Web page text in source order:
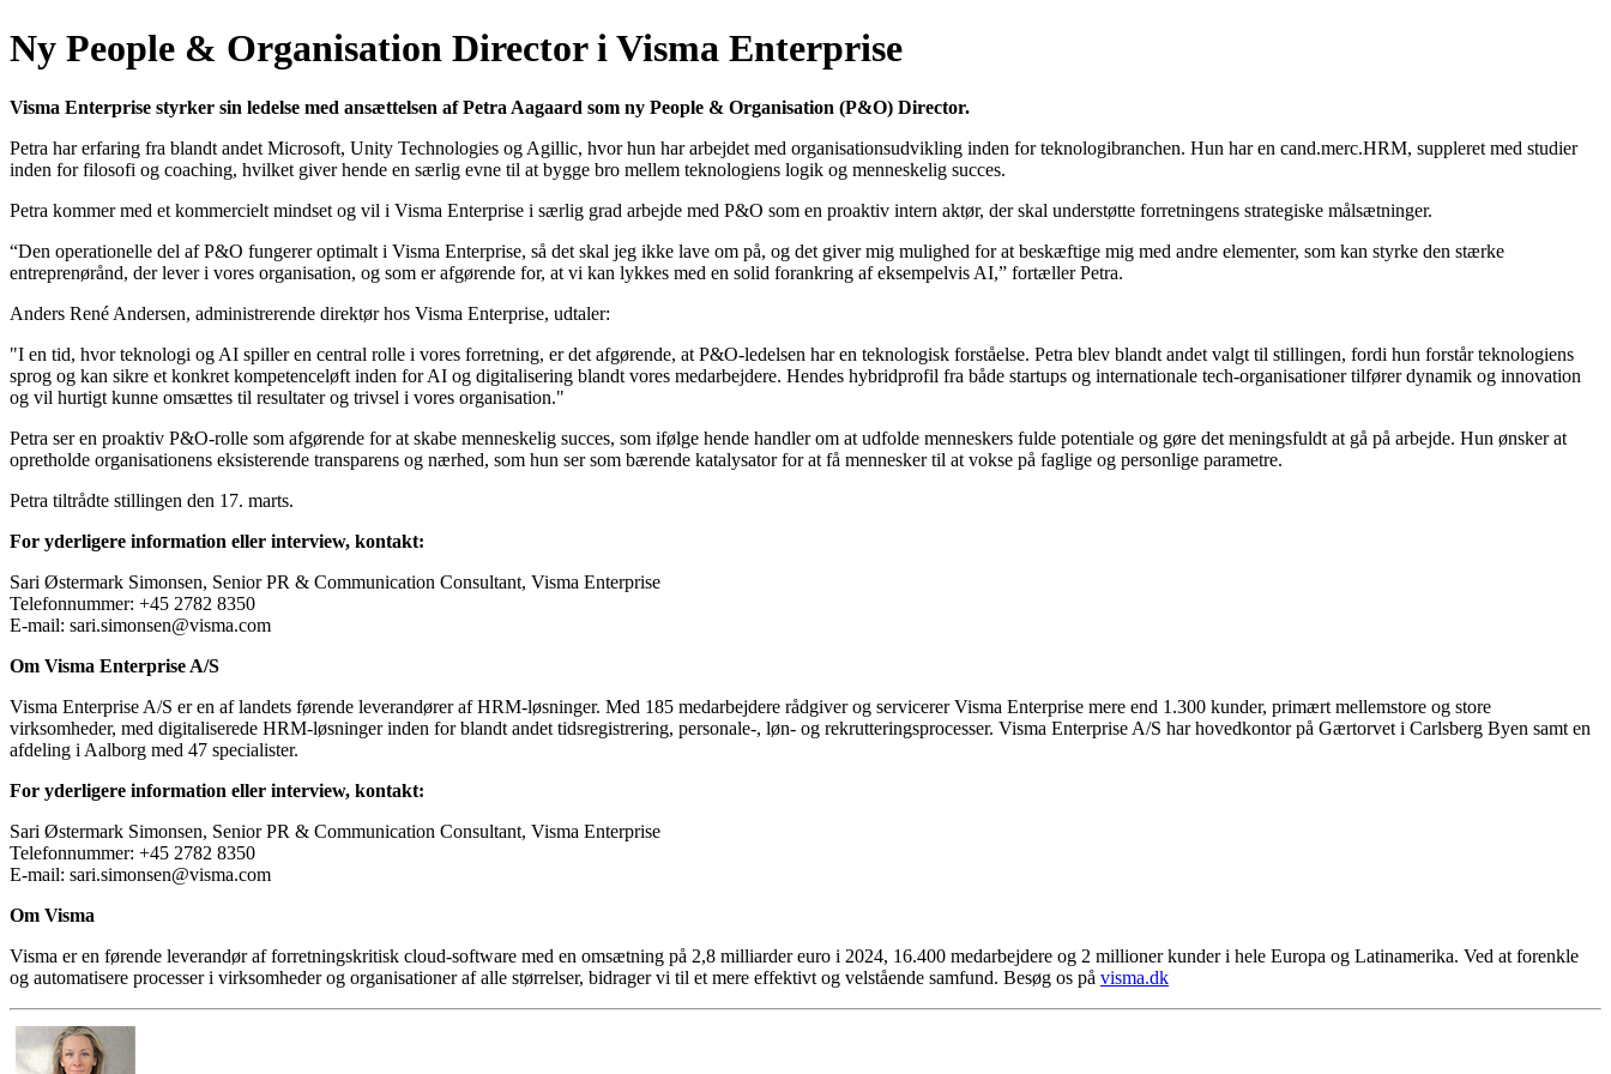
Ny People & Organisation Director i Visma Enterprise
Visma Enterprise styrker sin ledelse med ansættelsen af Petra Aagaard som ny People & Organisation (P&O) Director.
Petra har erfaring fra blandt andet Microsoft, Unity Technologies og Agillic, hvor hun har arbejdet med organisationsudvikling inden for teknologibranchen. Hun har en cand.merc.HRM, suppleret med studier
inden for filosofi og coaching, hvilket giver hende en særlig evne til at bygge bro mellem teknologiens logik og menneskelig succes.
Petra kommer med et kommercielt mindset og vil i Visma Enterprise i særlig grad arbejde med P&O som en proaktiv intern aktør, der skal understøtte forretningens strategiske målsætninger.
“Den operationelle del af P&O fungerer optimalt i Visma Enterprise, så det skal jeg ikke lave om på, og det giver mig mulighed for at beskæftige mig med andre elementer, som kan styrke den stærke
entreprenørånd, der lever i vores organisation, og som er afgørende for, at vi kan lykkes med en solid forankring af eksempelvis AI,” fortæller Petra.
Anders René Andersen, administrerende direktør hos Visma Enterprise, udtaler:
"I en tid, hvor teknologi og AI spiller en central rolle i vores forretning, er det afgørende, at P&O-ledelsen har en teknologisk forståelse. Petra blev blandt andet valgt til stillingen, fordi hun forstår teknologiens
sprog og kan sikre et konkret kompetenceløft inden for AI og digitalisering blandt vores medarbejdere. Hendes hybridprofil fra både startups og internationale tech-organisationer tilfører dynamik og innovation
og vil hurtigt kunne omsættes til resultater og trivsel i vores organisation."
Petra ser en proaktiv P&O-rolle som afgørende for at skabe menneskelig succes, som ifølge hende handler om at udfolde menneskers fulde potentiale og gøre det meningsfuldt at gå på arbejde. Hun ønsker at
opretholde organisationens eksisterende transparens og nærhed, som hun ser som bærende katalysator for at få mennesker til at vokse på faglige og personlige parametre.
Petra tiltrådte stillingen den 17. marts.
For yderligere information eller interview, kontakt:
Sari Østermark Simonsen, Senior PR & Communication Consultant, Visma Enterprise
Telefonnummer: +45 2782 8350
E-mail: sari.simonsen@visma.com
Om Visma Enterprise A/S
Visma Enterprise A/S er en af landets førende leverandører af HRM-løsninger. Med 185 medarbejdere rådgiver og servicerer Visma Enterprise mere end 1.300 kunder, primært mellemstore og store
virksomheder, med digitaliserede HRM-løsninger inden for blandt andet tidsregistrering, personale-, løn- og rekrutteringsprocesser. Visma Enterprise A/S har hovedkontor på Gærtorvet i Carlsberg Byen samt en
afdeling i Aalborg med 47 specialister.
For yderligere information eller interview, kontakt:
Sari Østermark Simonsen, Senior PR & Communication Consultant, Visma Enterprise
Telefonnummer: +45 2782 8350
E-mail: sari.simonsen@visma.com
Om Visma
Visma er en førende leverandør af forretningskritisk cloud-software med en omsætning på 2,8 milliarder euro i 2024, 16.400 medarbejdere og 2 millioner kunder i hele Europa og Latinamerika. Ved at forenkle
og automatisere processer i virksomheder og organisationer af alle størrelser, bidrager vi til et mere effektivt og velstående samfund. Besøg os på visma.dk